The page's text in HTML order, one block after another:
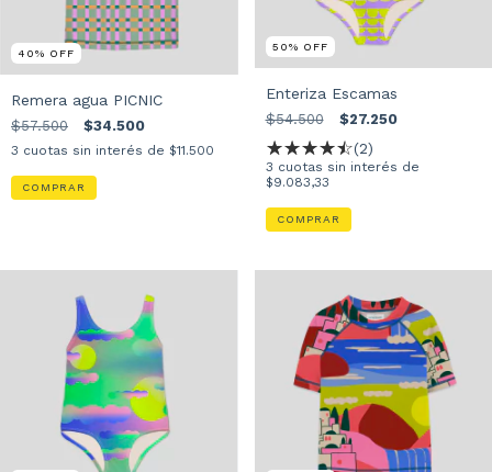
40% OFF
Remera agua PICNIC
$57.500 $34.500
3 cuotas sin interés de $11.500
COMPRAR
50% OFF
Enteriza Escamas
$54.500 $27.250
(2)
3 cuotas sin interés de
$9.083,33
COMPRAR